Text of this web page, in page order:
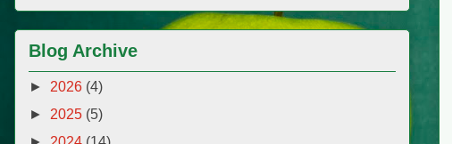
Blog Archive
► 2026 (4)
► 2025 (5)